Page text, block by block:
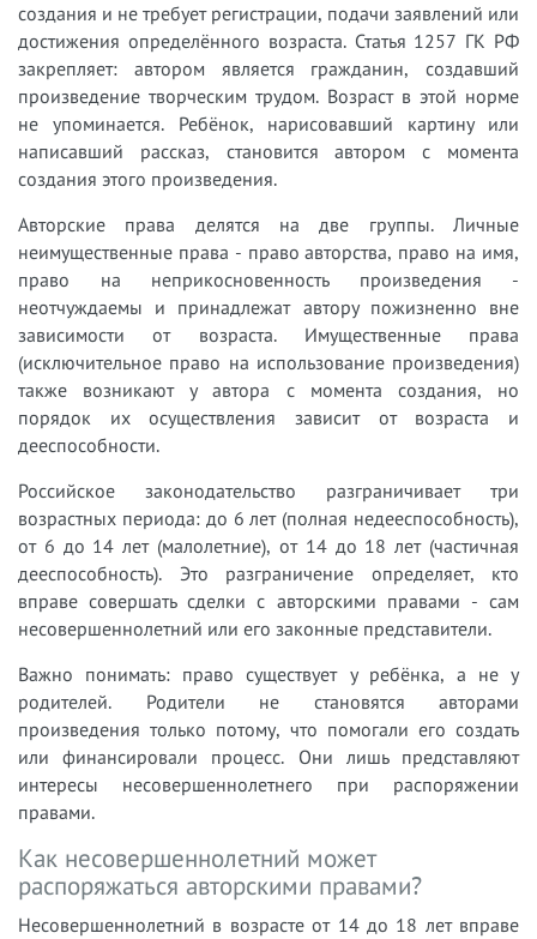
создания и не требует регистрации, подачи заявлений или
достижения определённого возраста. Статья 1257 ГК РФ
закрепляет: автором является гражданин, создавший
произведение творческим трудом. Возраст в этой норме
не упоминается. Ребёнок, нарисовавший картину или
написавший рассказ, становится автором с момента
создания этого произведения.
Авторские права делятся на две группы. Личные
неимущественные права - право авторства, право на имя,
право на неприкосновенность произведения -
неотчуждаемы и принадлежат автору пожизненно вне
зависимости от возраста. Имущественные права
(исключительное право на использование произведения)
также возникают у автора с момента создания, но
порядок их осуществления зависит от возраста и
дееспособности.
Российское законодательство разграничивает три
возрастных периода: до 6 лет (полная недееспособность),
от 6 до 14 лет (малолетние), от 14 до 18 лет (частичная
дееспособность). Это разграничение определяет, кто
вправе совершать сделки с авторскими правами - сам
несовершеннолетний или его законные представители.
Важно понимать: право существует у ребёнка, а не у
родителей. Родители не становятся авторами
произведения только потому, что помогали его создать
или финансировали процесс. Они лишь представляют
интересы несовершеннолетнего при распоряжении
правами.
Как несовершеннолетний может
распоряжаться авторскими правами?
Несовершеннолетний в возрасте от 14 до 18 лет вправе